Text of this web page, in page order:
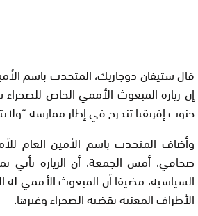
قال ستيفان دوجاريك، المتحدث باسم
إن زيارة المبعوث الأممي الخاص
جنوب إفريقيا تندرج في إطار ممارسة
وأضاف المتحدث باسم الأمين العام
صحافي، أمس الجمعة، أن الزيارة تأتي
السياسية، مضيفا أن المبعوث الأممي له
الأطراف المعنية بقضية الصحراء وغيرها.